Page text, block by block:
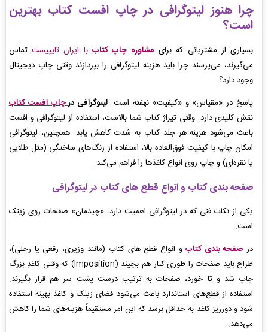
چرا هنوز لیتوگرافی در چاپ افست کتاب بهترین
است؟
بسیاری از مشتریانی که برایمشاوره چاپ کتاببا ایران تایپیستتماس
می‌گیرند، می‌پرسند چرا باید هزینه لیتوگرافی را بپردازند وقتی چاپ دیجیتال
وجود دارد؟
پاسخ در «مقیاس» و «کیفیت» نهفته است. لیتوگرافی درچاپ افست کتاب
نقش کلیدی دارد. وقتی تیراژ کتاب شما بالاست، استفاده از لیتوگرافی و افست
باعث می‌شود هزینه هر جلد کتاب به شدت کاهش یابد. همچنین، لیتوگرافی
امکان چاپ با کیفیت فوق‌العاده بالا، استفاده از رنگ‌های ساختگی (مثل طلایی
یا نقره‌ای) و چاپ روی انواع کاغذها را فراهم می‌کند.
صفحه بندی کتاب و انواع قطع های کتاب در لیتوگرافی
یکی از نکات فنی که در لیتوگرافی اهمیت دارد، «چیدمان» صفحات روی زینک
است.
درصفحه بندی کتابو انواع قطع های کتاب (مانند وزیری، رقعی یا رحلی)،
طراح باید صفحات را طوری کنار هم بچیند (Imposition) که وقتی کاغذِ بزرگ
چاپ شد و تا خورد، صفحات به ترتیب درست پشت سر هم قرار بگیرند.
استفاده از قطع‌های استاندارد باعث می‌شود فضای زینک و کاغذ بهینه استفاده
شود و دورریز کاغذ به حداقل برسد که این امر مستقیماً هزینه‌های شما را کاهش
می‌دهد.